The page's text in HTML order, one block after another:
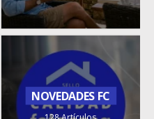
NOVEDADES FC